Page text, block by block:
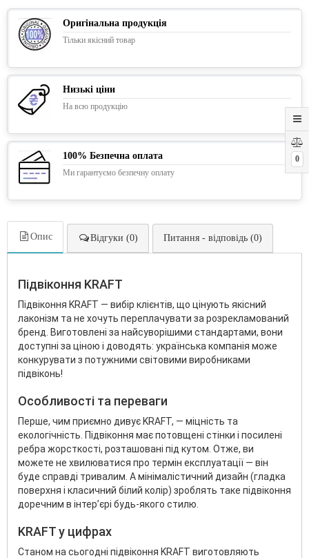
0
Оригінальна продукція
Тільки якісний товар
Низькі ціни
На всю продукцію
100% Безпечна оплата
Ми гарантуємо безпечну оплату
Опис Відгуки (0) Питання - відповідь (0)
Підвіконня KRAFT
Підвіконня KRAFT — вибір клієнтів, що цінують якісний
лаконізм та не хочуть переплачувати за розрекламований
бренд. Виготовлені за найсуворішими стандартами, вони
доступні за ціною і доводять: українська компанія може
конкурувати з потужними світовими виробниками
підвіконь!
Особливості та переваги
Перше, чим приємно дивує KRAFT, — міцність та
екологічність. Підвіконня має потовщені стінки і посилені
ребра жорсткості, розташовані під кутом. Отже, ви
можете не хвилюватися про термін експлуатації — він
буде справді тривалим. А мінімалістичний дизайн (гладка
поверхня і класичний білий колір) зроблять таке підвіконня
доречним в інтер’єрі будь-якого стилю.
KRAFT у цифрах
Станом на сьогодні підвіконня KRAFT виготовляють